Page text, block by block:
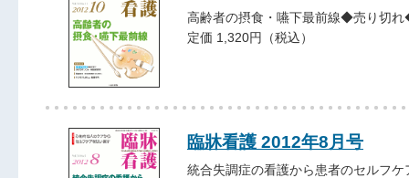
高齢者の摂食・嚥下最前線◆売り切
定価 1,320円（税込）
臨牀看護 2012年8月号
統合失調症の看護から患者のセルフ